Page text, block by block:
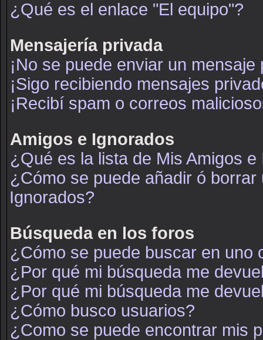
¿Qué es el enlace "El equipo"?
Mensajería privada
¡No se puede enviar un mensaje
¡Sigo recibiendo mensajes
¡Recibí spam o correos
Amigos e Ignorados
¿Qué es la lista de Mis Amigos e
¿Cómo se puede añadir ó
Ignorados?
Búsqueda en los foros
¿Cómo se puede buscar en uno
¿Por qué mi búsqueda me
¿Por qué mi búsqueda me
¿Cómo busco usuarios?
¿Como se puede encontrar mis